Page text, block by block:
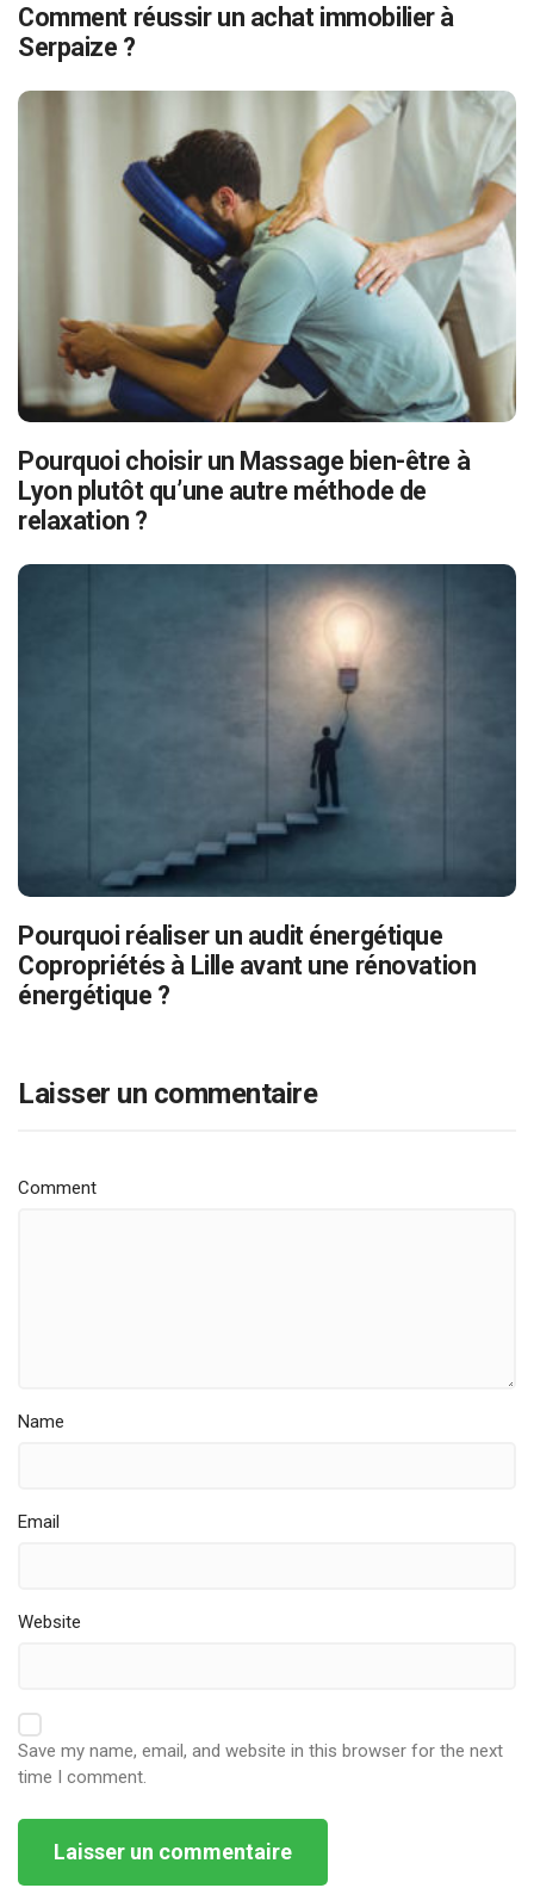
Comment réussir un achat immobilier à
Serpaize ?
Pourquoi choisir un Massage bien-être à
Lyon plutôt qu’une autre méthode de
relaxation ?
Pourquoi réaliser un audit énergétique
Copropriétés à Lille avant une rénovation
énergétique ?
Laisser un commentaire
Comment
Name
Email
Website
Save my name, email, and website in this browser for the next
time I comment.